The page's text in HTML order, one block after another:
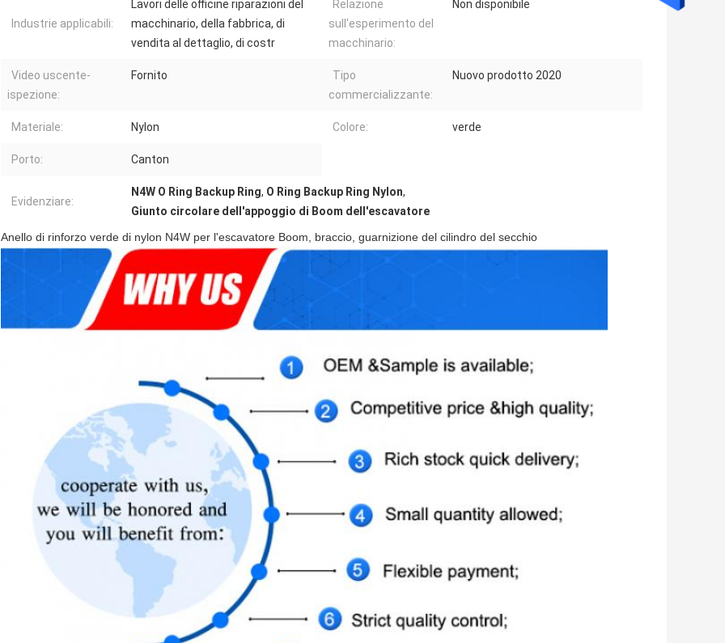
Industrie applicabili:
Lavori delle officine riparazioni del
macchinario, della fabbrica, di
vendita al dettaglio, di costr
Relazione
sull'esperimento del
macchinario:
Non disponibile
Video uscente-
ispezione:
Fornito
Tipo
commercializzante:
Nuovo prodotto 2020
Materiale: Nylon Colore: verde
Porto: Canton
Evidenziare:
N4W O Ring Backup Ring, O Ring Backup Ring Nylon,
Giunto circolare dell'appoggio di Boom dell'escavatore
Anello di rinforzo verde di nylon N4W per l'escavatore Boom, braccio, guarnizione del cilindro del secchio